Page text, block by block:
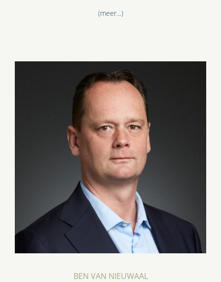
(meer…)
BEN VAN NIEUWAAL